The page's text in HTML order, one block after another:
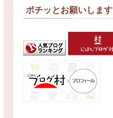
ポチッとお願いします